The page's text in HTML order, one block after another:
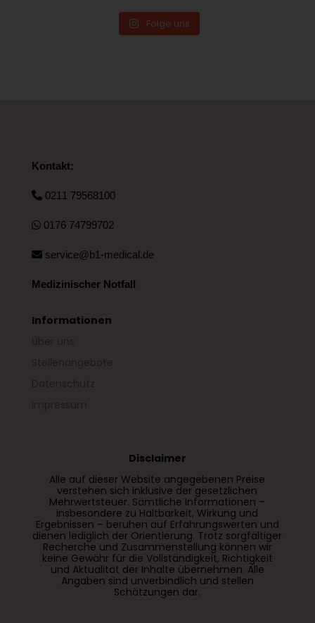
Folge uns
Kontakt:
0211 79568100
0176 74799702
service@b1-medical.de
Medizinischer Notfall
Informationen
Disclaimer
Alle auf dieser Website angegebenen Preise
verstehen sich inklusive der gesetzlichen
Mehrwertsteuer. Sämtliche Informationen –
insbesondere zu Haltbarkeit, Wirkung und
Ergebnissen – beruhen auf Erfahrungswerten und
dienen lediglich der Orientierung. Trotz sorgfältiger
Recherche und Zusammenstellung können wir
keine Gewähr für die Vollständigkeit, Richtigkeit
und Aktualität der Inhalte übernehmen. Alle
Angaben sind unverbindlich und stellen
Schätzungen dar.